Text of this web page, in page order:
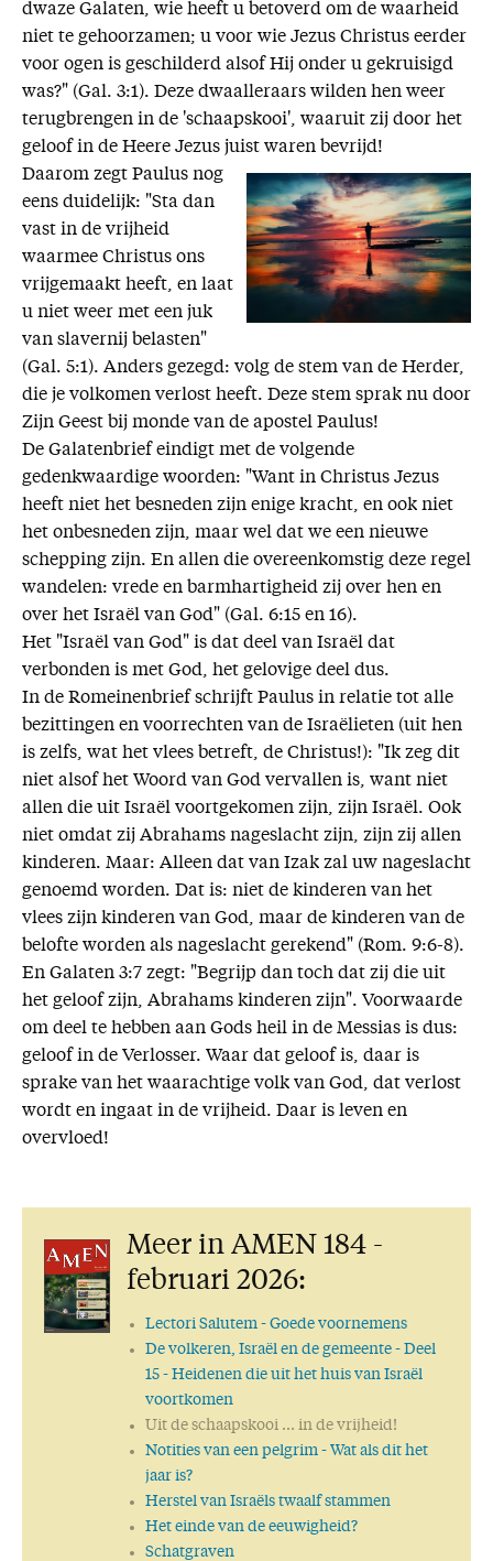
dwaze Galaten, wie heeft u betoverd om de waarheid
niet te gehoorzamen; u voor wie Jezus Christus eerder
voor ogen is geschilderd alsof Hij onder u gekruisigd
was?" (Gal. 3:1). Deze dwaalleraars wilden hen weer
terugbrengen in de 'schaapskooi', waaruit zij door het
geloof in de Heere Jezus juist waren bevrijd!
Daarom zegt Paulus nog
eens duidelijk: "Sta dan
vast in de vrijheid
waarmee Christus ons
vrijgemaakt heeft, en laat
u niet weer met een juk
van slavernij belasten"
(Gal. 5:1). Anders gezegd: volg de stem van de Herder,
die je volkomen verlost heeft. Deze stem sprak nu door
Zijn Geest bij monde van de apostel Paulus!
De Galatenbrief eindigt met de volgende
gedenkwaardige woorden: "Want in Christus Jezus
heeft niet het besneden zijn enige kracht, en ook niet
het onbesneden zijn, maar wel dat we een nieuwe
schepping zijn. En allen die overeenkomstig deze regel
wandelen: vrede en barmhartigheid zij over hen en
over het Israël van God" (Gal. 6:15 en 16).
Het "Israël van God" is dat deel van Israël dat
verbonden is met God, het gelovige deel dus.
In de Romeinenbrief schrijft Paulus in relatie tot alle
bezittingen en voorrechten van de Israëlieten (uit hen
is zelfs, wat het vlees betreft, de Christus!): "Ik zeg dit
niet alsof het Woord van God vervallen is, want niet
allen die uit Israël voortgekomen zijn, zijn Israël. Ook
niet omdat zij Abrahams nageslacht zijn, zijn zij allen
kinderen. Maar: Alleen dat van Izak zal uw nageslacht
genoemd worden. Dat is: niet de kinderen van het
vlees zijn kinderen van God, maar de kinderen van de
belofte worden als nageslacht gerekend" (Rom. 9:6-8).
En Galaten 3:7 zegt: "Begrijp dan toch dat zij die uit
het geloof zijn, Abrahams kinderen zijn". Voorwaarde
om deel te hebben aan Gods heil in de Messias is dus:
geloof in de Verlosser. Waar dat geloof is, daar is
sprake van het waarachtige volk van God, dat verlost
wordt en ingaat in de vrijheid. Daar is leven en
overvloed!
Meer in AMEN 184 -
februari 2026:
Lectori Salutem- Goede voornemens
De volkeren, Israël en de gemeente- Deel
15 - Heidenen die uit het huis van Israël
voortkomen
Uit de schaapskooi ... in de vrijheid!
Notities van een pelgrim- Wat als dit het
jaar is?
Herstel van Israëls twaalf stammen
Het einde van de eeuwigheid?
Schatgraven